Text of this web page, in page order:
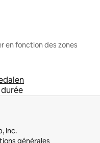
en fonction des zones
Inc.
générales